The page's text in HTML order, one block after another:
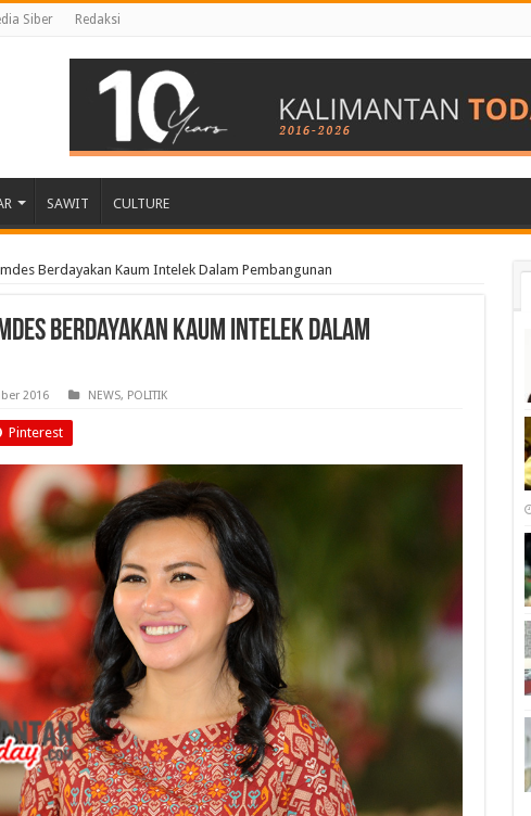
Siber Redaksi
SAWIT CULTURE
Berdayakan Kaum Intelek Dalam Pembangunan
Berdayakan Kaum Intelek Dalam
2016 NEWS, POLITIK
Pinterest